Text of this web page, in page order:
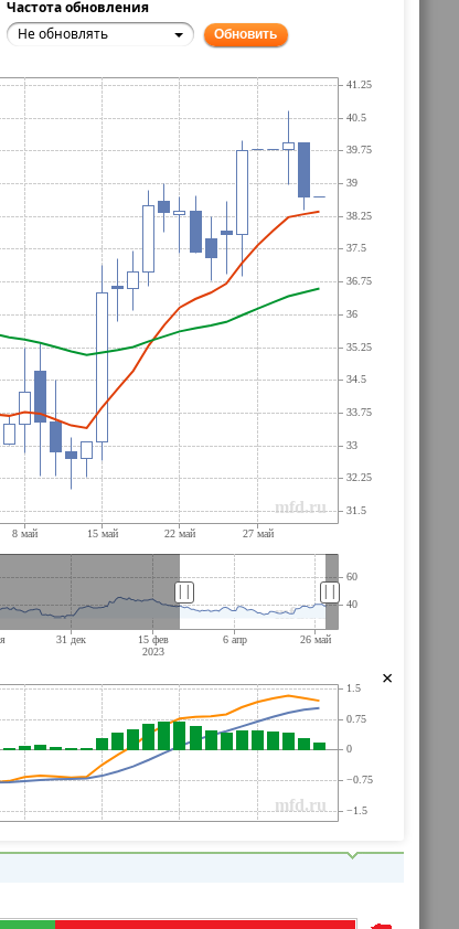
Частота обновления
Не обновлять Обновить
|| ||
×